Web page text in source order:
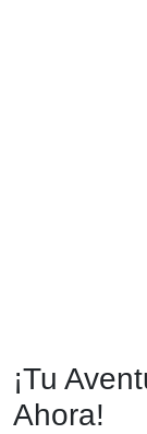
¡Tu
Ahora!